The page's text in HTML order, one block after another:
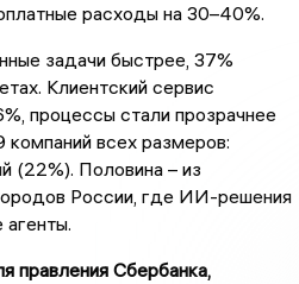
расходы на 30–40%.
задачи быстрее, 37%
Клиентский сервис
процессы стали прозрачнее
всех размеров:
(22%). Половина – из
России, где ИИ-решения
правления Сбербанка,